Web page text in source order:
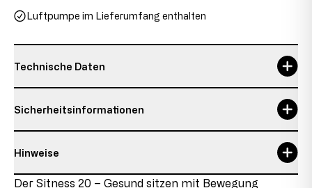
Luftpumpe im Lieferumfang enthalten
Technische Daten
max. Nutzergewicht
max. Nutzergröße 1,92 m
Sicherheitsinformationen
Verantwortliche Person:
Augsburger Str. 29
Hinweise
Details zum Zustand des Artikels
Der Sitness 20 – Gesund sitzen mit Bewegung